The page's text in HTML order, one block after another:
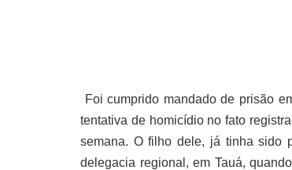
Foi cumprido mandado de prisão
tentativa de homicídio no fato
semana. O filho dele, já tinha sido
delegacia regional, em Tauá,